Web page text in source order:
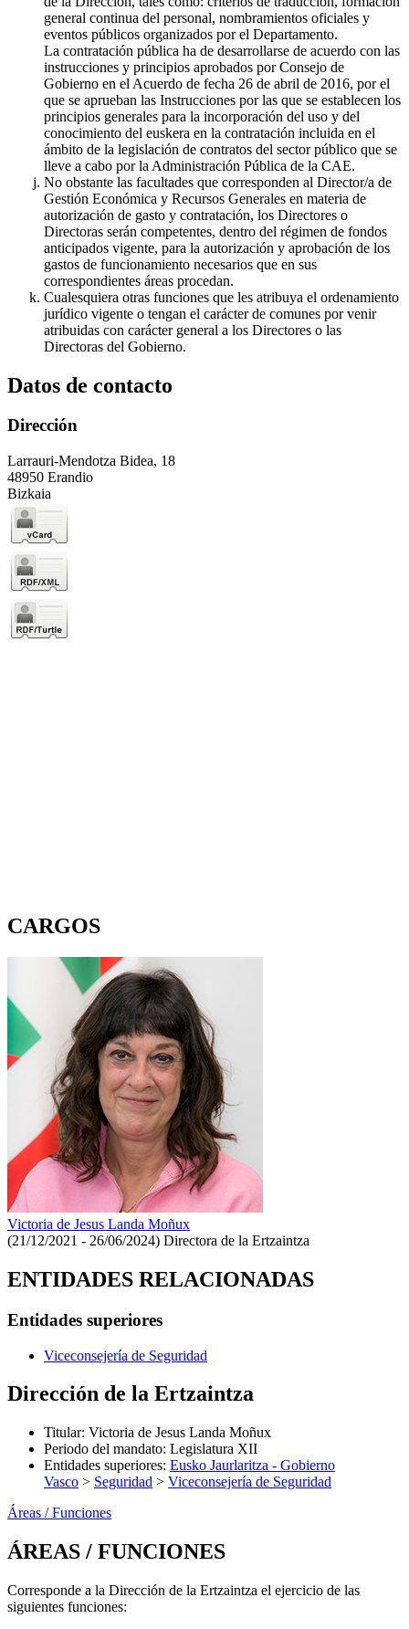
general continua del personal, nombramientos oficiales y
eventos públicos organizados por el Departamento.
La contratación pública ha de desarrollarse de acuerdo con las
instrucciones y principios aprobados por Consejo de
Gobierno en el Acuerdo de fecha 26 de abril de 2016, por el
que se aprueban las Instrucciones por las que se establecen los
principios generales para la incorporación del uso y del
conocimiento del euskera en la contratación incluida en el
ámbito de la legislación de contratos del sector público que se
lleve a cabo por la Administración Pública de la CAE.
No obstante las facultades que corresponden al Director/a de
Gestión Económica y Recursos Generales en materia de
autorización de gasto y contratación, los Directores o
Directoras serán competentes, dentro del régimen de fondos
anticipados vigente, para la autorización y aprobación de los
gastos de funcionamiento necesarios que en sus
correspondientes áreas procedan.
Cualesquiera otras funciones que les atribuya el ordenamiento
jurídico vigente o tengan el carácter de comunes por venir
atribuidas con carácter general a los Directores o las
Directoras del Gobierno.
Datos de contacto
Dirección
Larrauri-Mendotza Bidea, 18
48950 Erandio
Bizkaia
CARGOS
Victoria de Jesus Landa Moñux
(21/12/2021 - 26/06/2024) Directora de la Ertzaintza
ENTIDADES RELACIONADAS
Entidades superiores
Viceconsejería de Seguridad
Dirección de la Ertzaintza
Titular: Victoria de Jesus Landa Moñux
Periodo del mandato: Legislatura XII
Entidades superiores: Eusko Jaurlaritza - Gobierno
Vasco > Seguridad > Viceconsejería de Seguridad
Áreas / Funciones
ÁREAS / FUNCIONES
Corresponde a la Dirección de la Ertzaintza el ejercicio de las
siguientes funciones: